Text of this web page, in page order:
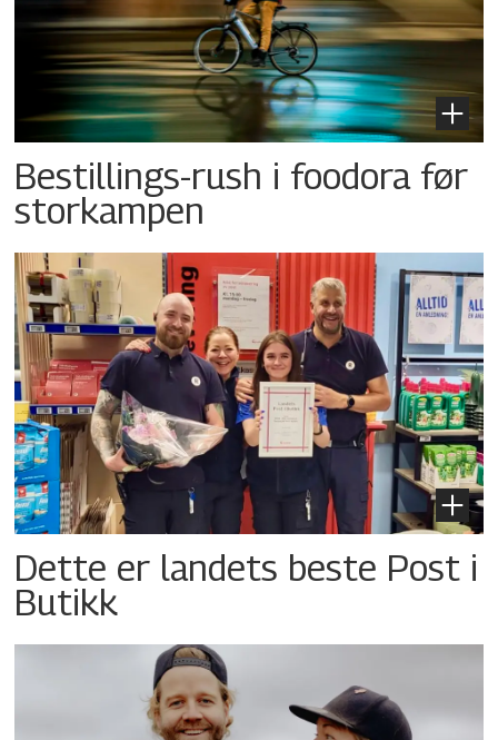
Bestillings-rush i foodora før
storkampen
Dette er landets beste Post i
Butikk